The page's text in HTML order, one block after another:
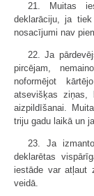
21. Muitas
deklarāciju, ja
nosacījumi nav
22. Ja
pircējam,
noformējot
atsevišķas ziņas,
aizpildīšanai.
triju gadu laikā un
23. Ja
deklarētas
iestāde var atļaut
veidā.